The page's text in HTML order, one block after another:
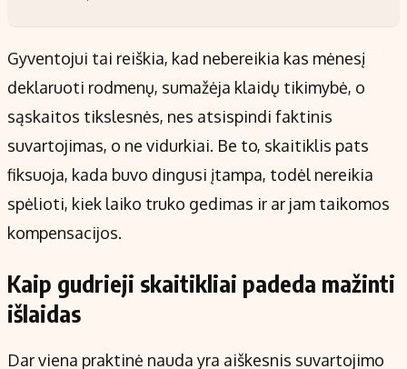
Gyventojui tai reiškia, kad nebereikia kas mėnesį
deklaruoti rodmenų, sumažėja klaidų tikimybė, o
sąskaitos tikslesnės, nes atsispindi faktinis
suvartojimas, o ne vidurkiai. Be to, skaitiklis pats
fiksuoja, kada buvo dingusi įtampa, todėl nereikia
spėlioti, kiek laiko truko gedimas ir ar jam taikomos
kompensacijos.
Kaip gudrieji skaitikliai padeda mažinti
išlaidas
Dar viena praktinė nauda yra aiškesnis suvartojimo